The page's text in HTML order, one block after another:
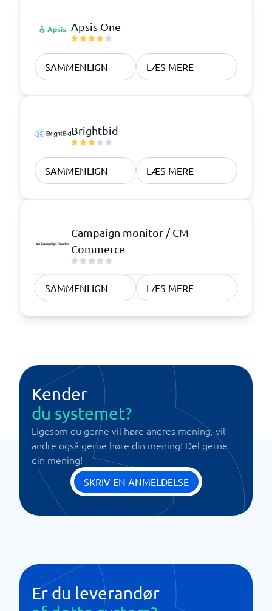
Apsis One
SAMMENLIGN LÆS MERE
Brightbid
SAMMENLIGN LÆS MERE
Campaign monitor / CM
Commerce
SAMMENLIGN LÆS MERE
Kender
du systemet?
Ligesom du gerne vil høre andres mening, vil
andre også gerne høre din mening! Del gerne
din mening!
SKRIV EN ANMELDELSE
Er du leverandør